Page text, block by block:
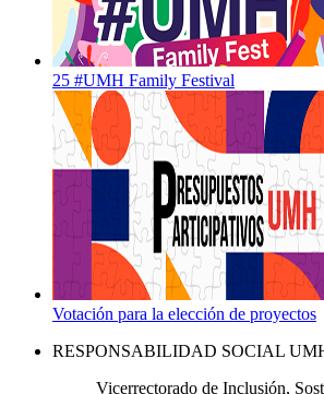
25 #UMH Family Festival
Votación para la elección de proyectos
RESPONSABILIDAD SOCIAL
Vicerrectorado de Inclusión,